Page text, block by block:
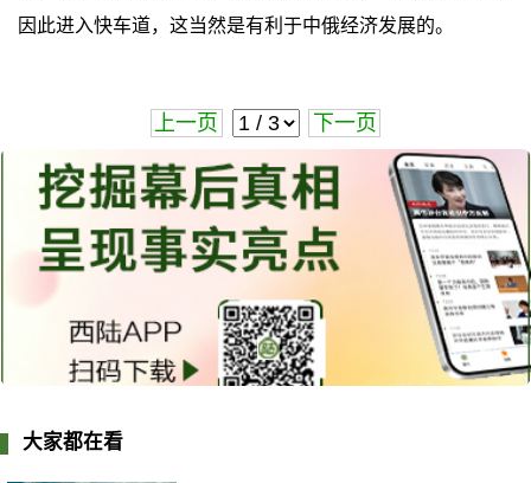
因此进入快车道，这当然是有利于中俄经济发展的。
上一页 下一页
大家都在看